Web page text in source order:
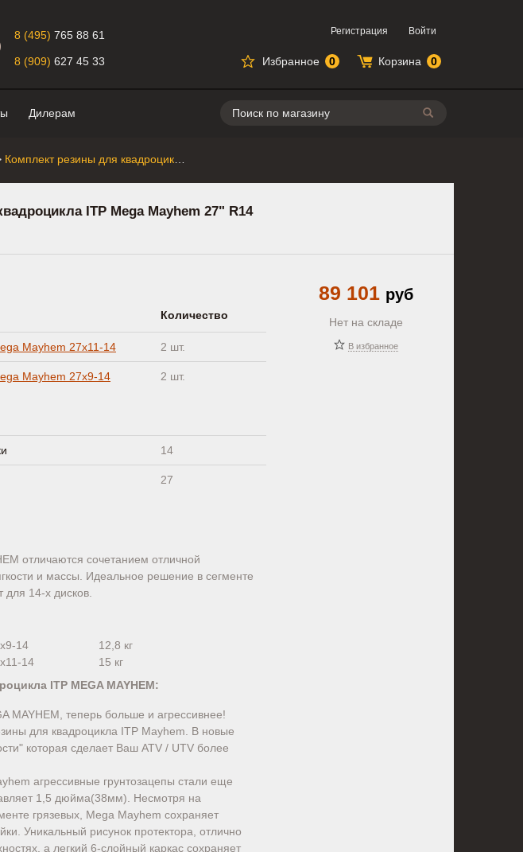
Дилерам Поиск
Избранное 0 Корзина 0
8 (495) 765 88 61
8 (909) 627 45 33
Регистрация Войти
ITP Mega Mayhem 27" R14
89 101 руб
Нет на складе
В избранное
Количество
Mayhem 27x11-14 2 шт.
Mayhem 27x9-14 2 шт.
14
27
отличаются сочетанием отличной
и массы. Идеальное решение в сегменте
14-х дисков.
14
12,8 кг
14
15 кг
ITP MEGA MAYHEM:
MAYHEM, теперь больше и агрессивнее!
для квадроцикла ITP Mayhem. В новые
которая сделает Ваш ATV / UTV более
агрессивные грунтозацепы стали еще
1,5 дюйма(38мм). Несмотря на
грязевых, Mega Mayhem сохраняет
Уникальный рисунок протектора, отлично
а легкий 6-слойный каркас сохраняет